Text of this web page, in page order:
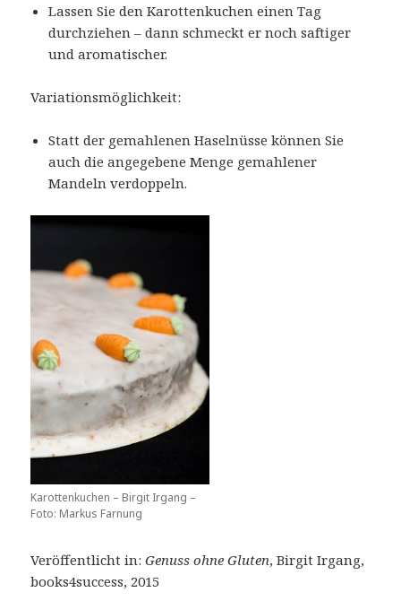
Lassen Sie den Karottenkuchen einen Tag
durchziehen – dann schmeckt er noch saftiger
und aromatischer.
Variationsmöglichkeit:
Statt der gemahlenen Haselnüsse können Sie
auch die angegebene Menge gemahlener
Mandeln verdoppeln.
Karottenkuchen – Birgit Irgang –
Foto: Markus Farnung
Veröffentlicht in:Genuss ohne Gluten, Birgit Irgang,
books4success, 2015